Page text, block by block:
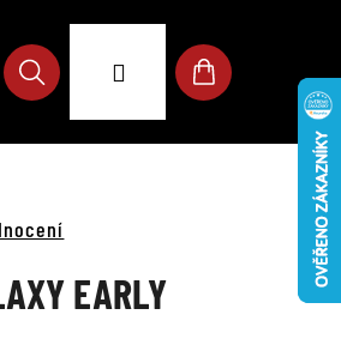
Hledat
Přihlášení
Nákupní
EARLY